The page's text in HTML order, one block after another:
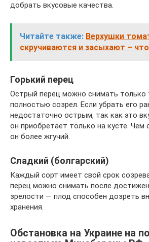
добрать вкусовые качества.
Читайте также: Верхушки
скручиваются и засыхают –
Горький перец
Острый перец можно снимать только
полностью созрел. Если убрать его
недостаточно острым, так как это
он приобретает только на кусте. Чем
он более жгучий.
Сладкий (болгарский)
Каждый сорт имеет свой срок
перец можно снимать после
зрелости — плод способен дозреть
хранения.
Обстановка на Украине на